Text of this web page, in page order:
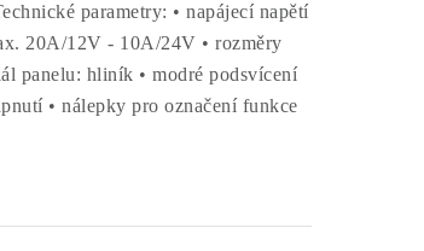
parametry: • napájecí napětí
20A/12V - 10A/24V • rozměry
panelu: hliník • modré podsvícení
• nálepky pro označení funkce